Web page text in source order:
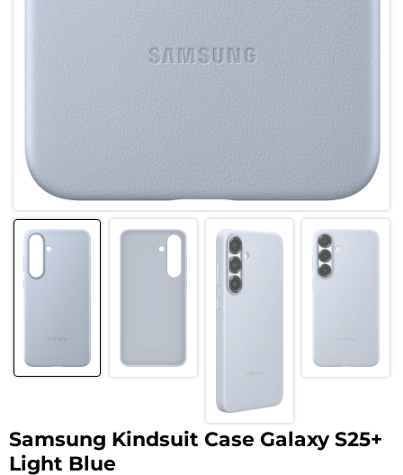
Samsung Kindsuit Case Galaxy S25+
Light Blue